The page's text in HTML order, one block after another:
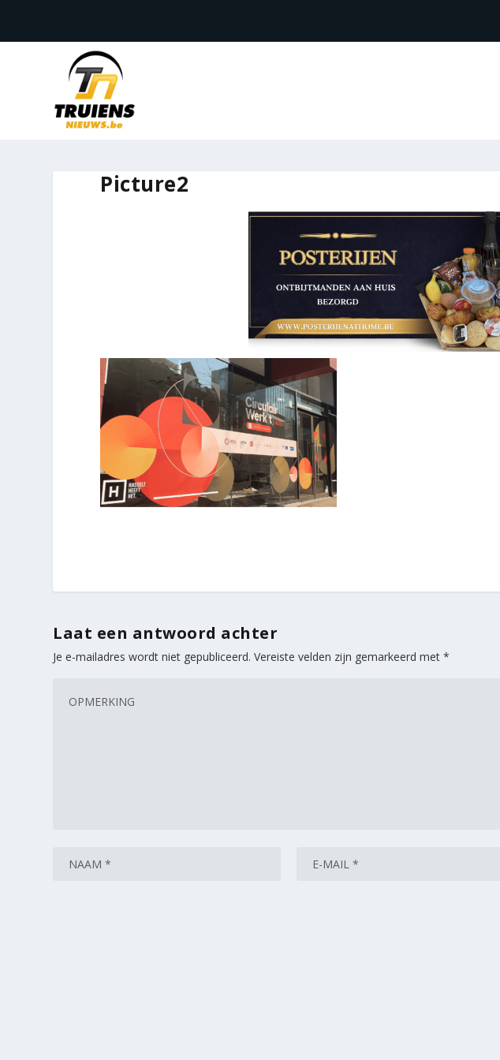
Picture2
Laat een antwoord achter
Je e-mailadres wordt niet gepubliceerd. Vereiste velden zijn gemarkeerd met*